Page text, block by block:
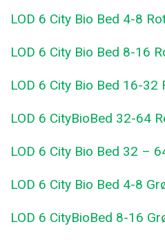
LOD 6 City Bio Bed 4-8
LOD 6 City Bio Bed 8-16
LOD 6 City Bio Bed 16-
LOD 6 CityBioBed 32-64
LOD 6 City Bio Bed 32 –
LOD 6 City Bio Bed 4-8
LOD 6 CityBioBed 8-16